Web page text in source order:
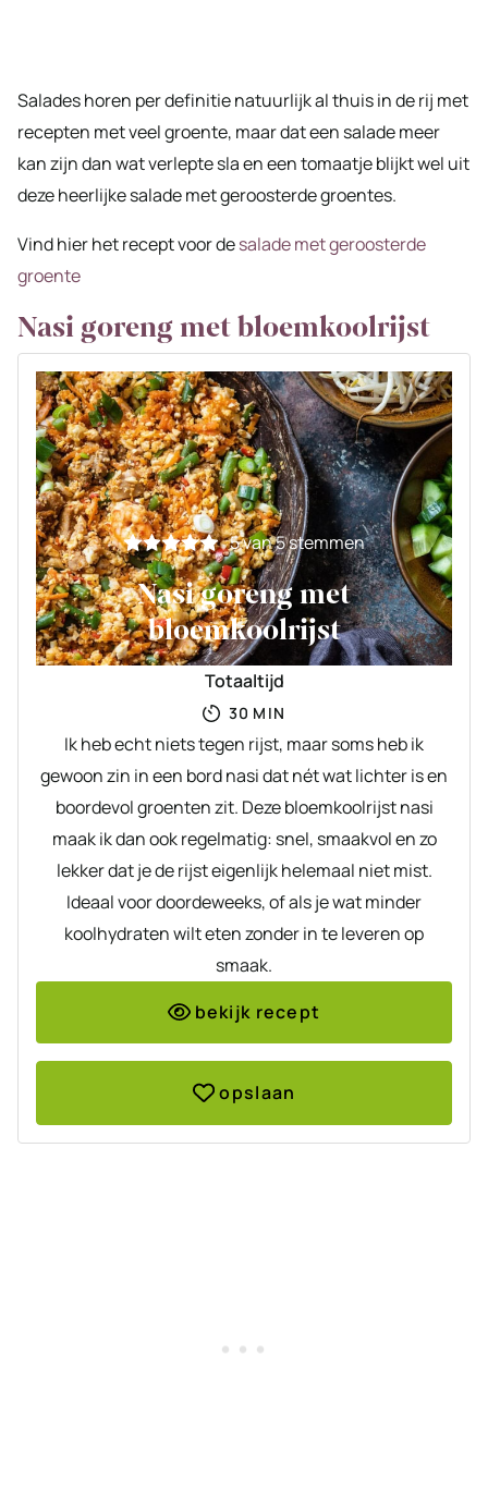
Salades horen per definitie natuurlijk al thuis in de rij met
recepten met veel groente, maar dat een salade meer
kan zijn dan wat verlepte sla en een tomaatje blijkt wel uit
deze heerlijke salade met geroosterde groentes.
Vind hier het recept voor desalade met geroosterde
groente
Nasi goreng met bloemkoolrijst
5van5stemmen
Nasi goreng met
bloemkoolrijst
Totaaltijd
30 MINUTEN
MIN
Ik heb echt niets tegen rijst, maar soms heb ik
gewoon zin in een bord nasi dat nét wat lichter is en
boordevol groenten zit. Deze bloemkoolrijst nasi
maak ik dan ook regelmatig: snel, smaakvol en zo
lekker dat je de rijst eigenlijk helemaal niet mist.
Ideaal voor doordeweeks, of als je wat minder
koolhydraten wilt eten zonder in te leveren op
smaak.
bekijk recept
opslaan